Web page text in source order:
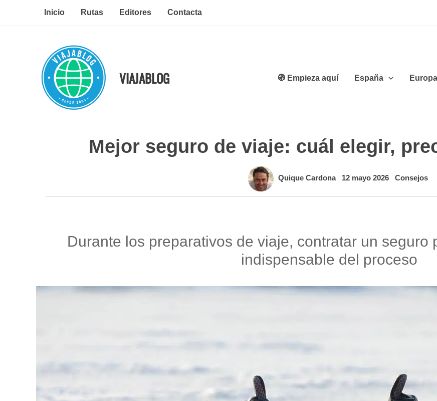
Inicio Rutas Editores Contacta
VIAJABLOG 🧭 Empieza aquí España Europa
Mejor seguro de viaje: cuál elegir,
Quique Cardona 12 mayo 2026 Consejos
Durante los preparativos de viaje, contratar un seguro
indispensable del proceso